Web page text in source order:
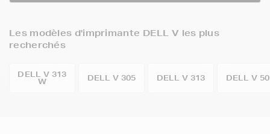
Les modèles d'imprimante DELL V les plus
recherchés
DELL V 313
W DELL V 305 DELL V 313 DELL V